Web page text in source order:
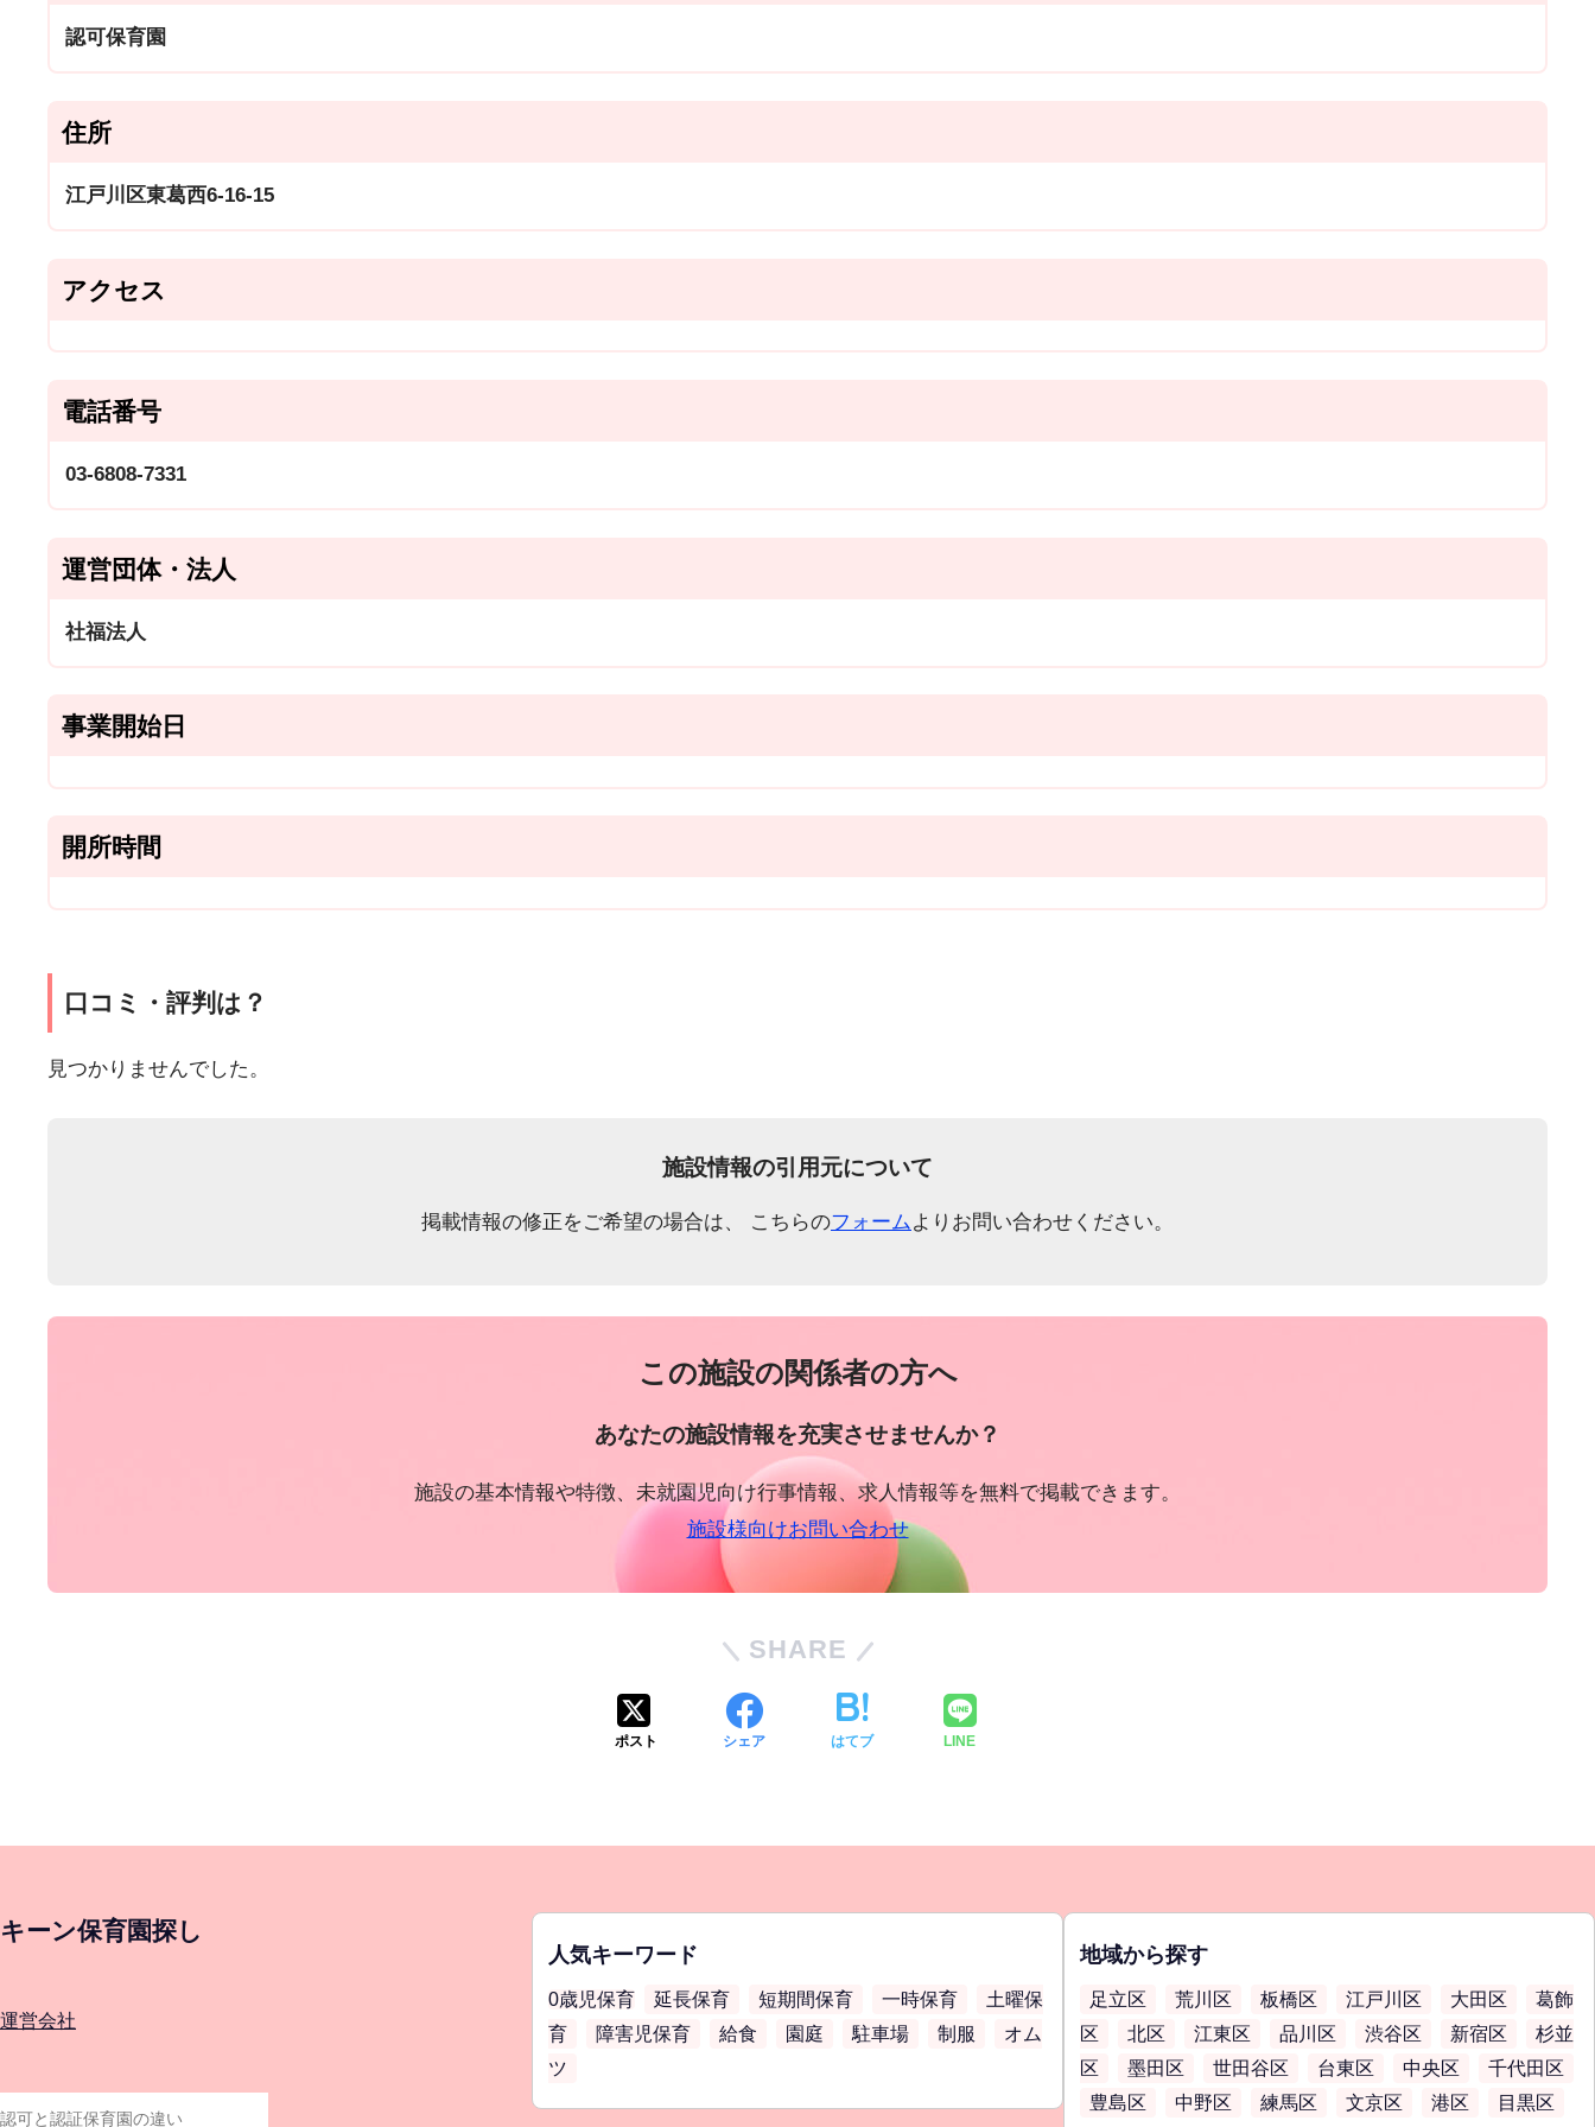
認可保育園
住所
江戸川区東葛西6-16-15
アクセス
電話番号
03-6808-7331
運営団体・法人
社福法人
事業開始日
開所時間
口コミ・評判は？
見つかりませんでした。
施設情報の引用元について
掲載情報の修正をご希望の場合は、 こちらのフォームよりお問い合わせください。
この施設の関係者の方へ
あなたの施設情報を充実させませんか？
施設の基本情報や特徴、未就園児向け行事情報、求人情報等を無料で掲載できます。
施設様向けお問い合わせ
SHARE
ポスト シェア はてブ LINE
キーン保育園探し
運営会社
人気キーワード
0歳児保育 延長保育 短期間保育 一時保育
土曜保
育
障害児保育 給食 園庭 駐車場 制服
オム
ツ
地域から探す
足立区 荒川区 板橋区 江戸川区 大田区
葛飾
区
北区 江東区 品川区 渋谷区 新宿区
杉並
区
墨田区 世田谷区 台東区 中央区
千代田区
豊島区
中野区 練馬区 文京区 港区 目黒区